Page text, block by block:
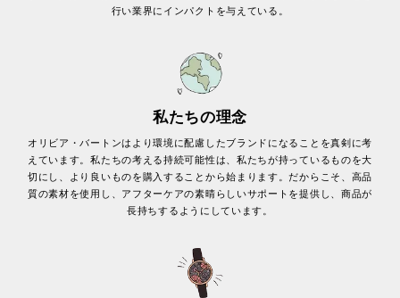
行い業界にインパクトを与えている。
私たちの理念
オリビア・バートンはより環境に配慮したブランドになることを真剣に考
えています。私たちの考える持続可能性は、私たちが持っているものを大
切にし、より良いものを購入することから始まります。だからこそ、高品
質の素材を使用し、アフターケアの素晴らしいサポートを提供し、商品が
長持ちするようにしています。